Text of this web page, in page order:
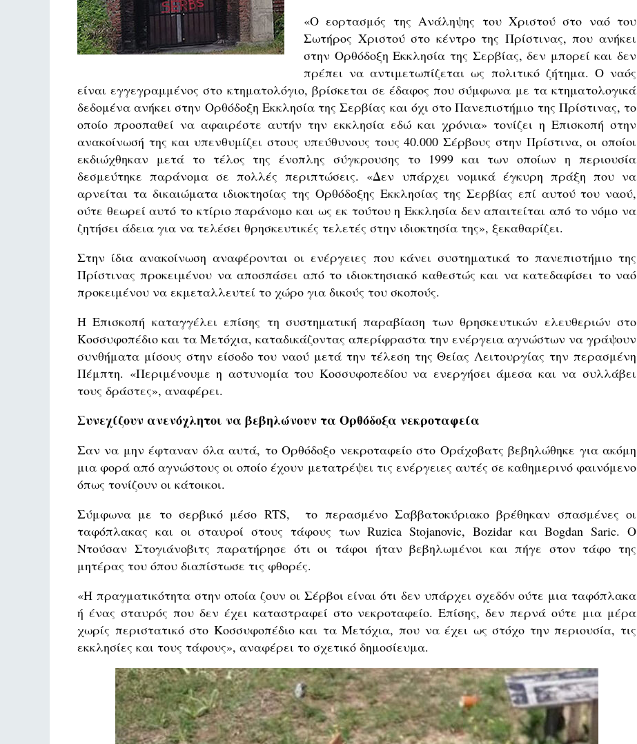
«Ο εορτασμός της Ανάληψης του Χριστού στο ναό του
Σωτήρος Χριστού στο κέντρο της Πρίστινας, που ανήκει
στην Ορθόδοξη Εκκλησία της Σερβίας, δεν μπορεί και δεν
πρέπει να αντιμετωπίζεται ως πολιτικό ζήτημα. Ο ναός
είναι εγγεγραμμένος στο κτηματολόγιο, βρίσκεται σε έδαφος που σύμφωνα με τα κτηματολογικά
δεδομένα ανήκει στην Ορθόδοξη Εκκλησία της Σερβίας και όχι στο Πανεπιστήμιο της Πρίστινας, το
οποίο προσπαθεί να αφαιρέστε αυτήν την εκκλησία εδώ και χρόνια» τονίζει η Επισκοπή στην
ανακοίνωσή της και υπενθυμίζει στους υπεύθυνους τους 40.000 Σέρβους στην Πρίστινα, οι οποίοι
εκδιώχθηκαν μετά το τέλος της ένοπλης σύγκρουσης το 1999 και των οποίων η περιουσία
δεσμεύτηκε παράνομα σε πολλές περιπτώσεις. «Δεν υπάρχει νομικά έγκυρη πράξη που να
αρνείται τα δικαιώματα ιδιοκτησίας της Ορθόδοξης Εκκλησίας της Σερβίας επί αυτού του ναού,
ούτε θεωρεί αυτό το κτίριο παράνομο και ως εκ τούτου η Εκκλησία δεν απαιτείται από το νόμο να
ζητήσει άδεια για να τελέσει θρησκευτικές τελετές στην ιδιοκτησία της», ξεκαθαρίζει.
Στην ίδια ανακοίνωση αναφέρονται οι ενέργειες που κάνει συστηματικά το πανεπιστήμιο της
Πρίστινας προκειμένου να αποσπάσει από το ιδιοκτησιακό καθεστώς και να κατεδαφίσει το ναό
προκειμένου να εκμεταλλευτεί το χώρο για δικούς του σκοπούς.
Η Επισκοπή καταγγέλει επίσης τη συστηματική παραβίαση των θρησκευτικών ελευθεριών στο
Κοσσυφοπέδιο και τα Μετόχια, καταδικάζοντας απερίφραστα την ενέργεια αγνώστων να γράψουν
συνθήματα μίσους στην είσοδο του ναού μετά την τέλεση της Θείας Λειτουργίας την περασμένη
Πέμπτη. «Περιμένουμε η αστυνομία του Κοσσυφοπεδίου να ενεργήσει άμεσα και να συλλάβει
τους δράστες», αναφέρει.
Συνεχίζουν ανενόχλητοι να βεβηλώνουν τα Ορθόδοξα νεκροταφεία
Σαν να μην έφταναν όλα αυτά, το Ορθόδοξο νεκροταφείο στο Οράχοβατς βεβηλώθηκε για ακόμη
μια φορά από αγνώστους οι οποίο έχουν μετατρέψει τις ενέργειες αυτές σε καθημερινό φαινόμενο
όπως τονίζουν οι κάτοικοι.
Σύμφωνα με το σερβικό μέσο RTS, το περασμένο Σαββατοκύριακο βρέθηκαν σπασμένες οι
ταφόπλακας και οι σταυροί στους τάφους των Ruzica Stojanovic, Bozidar και Bogdan Saric. Ο
Ντούσαν Στογιάνοβιτς παρατήρησε ότι οι τάφοι ήταν βεβηλωμένοι και πήγε στον τάφο της
μητέρας του όπου διαπίστωσε τις φθορές.
«Η πραγματικότητα στην οποία ζουν οι Σέρβοι είναι ότι δεν υπάρχει σχεδόν ούτε μια ταφόπλακα
ή ένας σταυρός που δεν έχει καταστραφεί στο νεκροταφείο. Επίσης, δεν περνά ούτε μια μέρα
χωρίς περιστατικό στο Κοσσυφοπέδιο και τα Μετόχια, που να έχει ως στόχο την περιουσία, τις
εκκλησίες και τους τάφους», αναφέρει το σχετικό δημοσίευμα.